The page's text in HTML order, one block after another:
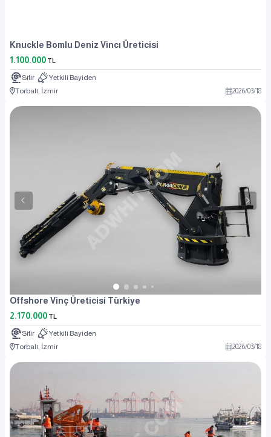
Knuckle Bomlu Deniz Vincı Üreticisi
1.100.000 TL
Sıfır
Yetkili Bayiden
Torbalı, İzmir
2026/03/18
Offshore Vinç Üreticisi Türkiye
2.170.000 TL
Sıfır
Yetkili Bayiden
Torbalı, İzmir
2026/03/18